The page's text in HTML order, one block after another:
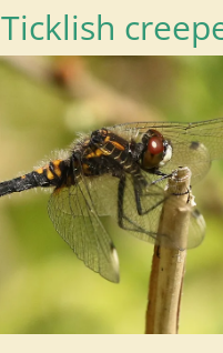
Ticklish